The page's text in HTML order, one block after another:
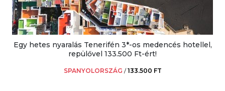
Egy hetes nyaralás Tenerifén 3*-os medencés hotellel,
repülővel 133.500 Ft-ért!
SPANYOLORSZÁG /133.500 FT